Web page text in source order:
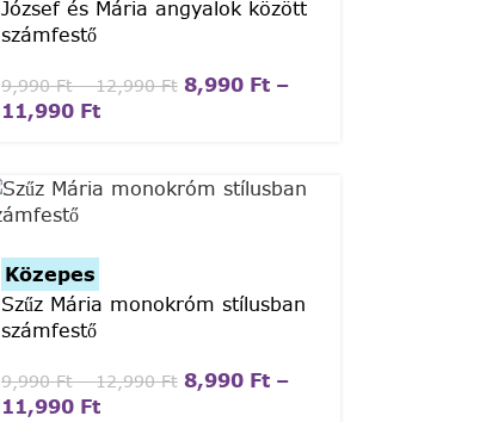
József és Mária angyalok között
számfestő
9,990Ft – 12,990Ft 8,990 Ft –
11,990 Ft
Közepes
Szűz Mária monokróm stílusban
számfestő
9,990Ft – 12,990Ft 8,990 Ft –
11,990 Ft